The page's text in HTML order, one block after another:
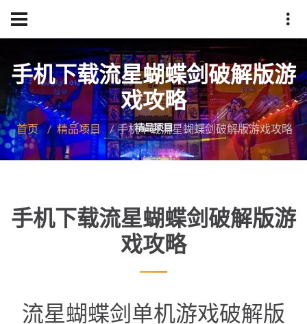
手机下载流星蝴蝶剑破解版游
戏攻略
首页 精品项目 手机下载流星蝴蝶剑破解版游戏攻略
手机下载流星蝴蝶剑破解版游
戏攻略
流星蝴蝶剑单机游戏破解版